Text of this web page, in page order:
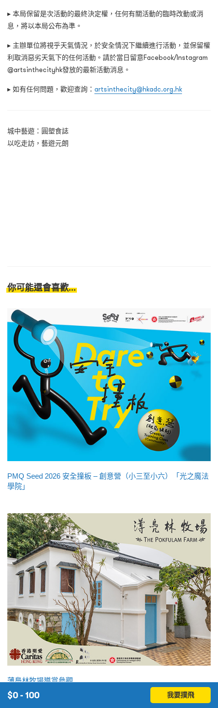
▸ 本局保留是次活動的最終決定權，任何有關活動的臨時改動或消
息，將以本局公布為準。
▸ 主辦單位將視乎天氣情況，於安全情況下繼續進行活動，並保留權
利取消惡劣天氣下的任何活動。請於當日留意Facebook/Instagram
@artsinthecityhk發放的最新活動消息。
▸ 如有任何問題，歡迎查詢： artsinthecity@hkadc.org.hk
城中藝遊：圓塱食誌
以吃走訪，藝遊元朗
你可能還會喜歡...
PMQ Seed 2026 安全撞板 – 創意營（小三至小六）「光之魔法
學院」
薄鳧林牧場導賞參觀
$0 - 100 我要撲飛